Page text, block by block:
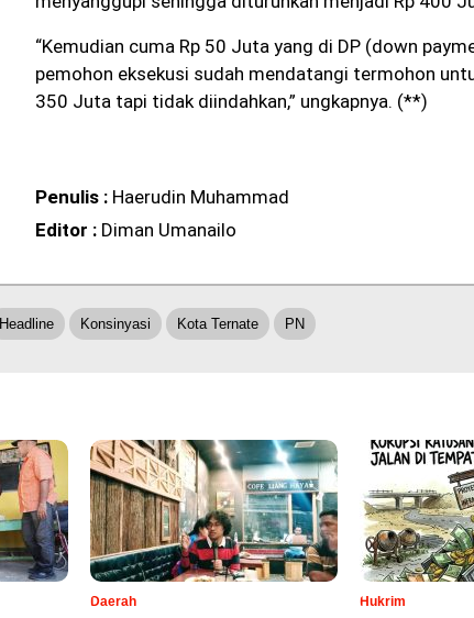
“Kemudian cuma Rp 50 Juta yang di DP (down
pemohon eksekusi sudah mendatangi termohon
350 Juta tapi tidak diindahkan,” ungkapnya. (**)
Penulis : Haerudin Muhammad
Editor : Diman Umanailo
Headline Konsinyasi Kota Ternate PN
Daerah Hukrim